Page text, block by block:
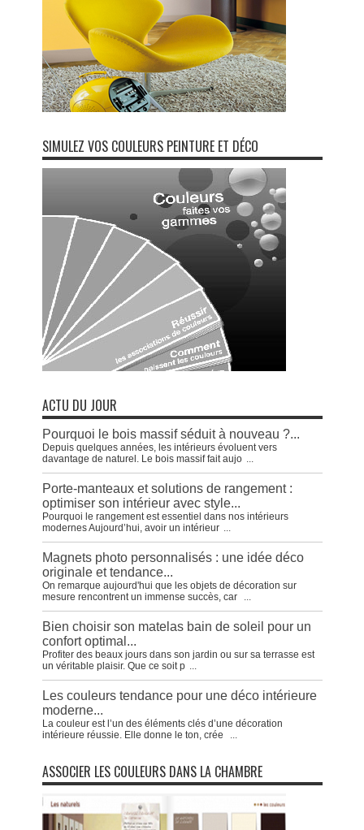
SIMULEZ VOS COULEURS PEINTURE ET DÉCO
ACTU DU JOUR
Pourquoi le bois massif séduit à nouveau ?...
Depuis quelques années, les intérieurs évoluent vers
davantage de naturel. Le bois massif fait aujo ...
Porte-manteaux et solutions de rangement :
optimiser son intérieur avec style...
Pourquoi le rangement est essentiel dans nos intérieurs
modernes Aujourd’hui, avoir un intérieur ...
Magnets photo personnalisés : une idée déco
originale et tendance...
On remarque aujourd'hui que les objets de décoration sur
mesure rencontrent un immense succès, car
...
Bien choisir son matelas bain de soleil pour un
confort optimal...
Profiter des beaux jours dans son jardin ou sur sa terrasse est
un véritable plaisir. Que ce soit p ...
Les couleurs tendance pour une déco intérieure
moderne...
La couleur est l’un des éléments clés d’une décoration
intérieure réussie. Elle donne le ton, crée
...
ASSOCIER LES COULEURS DANS LA CHAMBRE